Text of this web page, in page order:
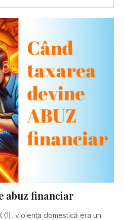
abuz financiar
(1), violenţa domestică era un